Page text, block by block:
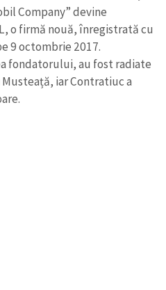
Company” devine
o firmă nouă, înregistrată cu
9 octombrie 2017.
fondatorului, au fost radiate
iar Contratiuc a